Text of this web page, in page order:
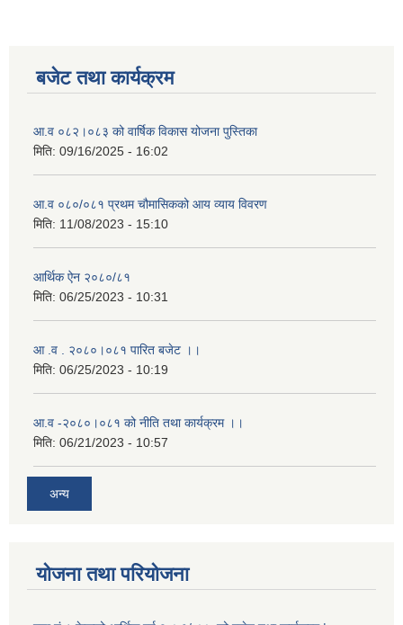
बजेट तथा कार्यक्रम
आ.व ०८२।०८३ को वार्षिक विकास योजना पुस्तिका
मिति: 09/16/2025 - 16:02
आ.व ०८०/०८१ प्रथम चौमासिकको आय व्याय विवरण
मिति: 11/08/2023 - 15:10
आर्थिक ऐन २०८०/८१
मिति: 06/25/2023 - 10:31
आ .व . २०८०।०८१ पारित बजेट ।।
मिति: 06/25/2023 - 10:19
आ.व -२०८०।०८१ को नीति तथा कार्यक्रम ।।
मिति: 06/21/2023 - 10:57
अन्य
योजना तथा परियोजना